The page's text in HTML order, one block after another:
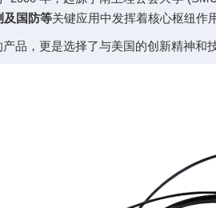
及国防等关键应用中发挥着核心枢纽作
品，更是选择了与美国的创新精神和